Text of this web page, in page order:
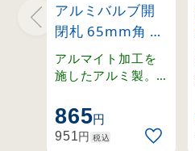
アルミバルブ開
閉札 65mm角 両
面表示 2枚1組 開
(青)⇔閉(赤)
アルマイト加工を
施したアルミ製。
付きの開閉札セッ
ト。
865円
951円 税込